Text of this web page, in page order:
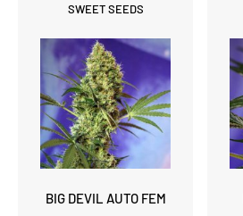
SWEET SEEDS
BIG DEVIL AUTO FEM